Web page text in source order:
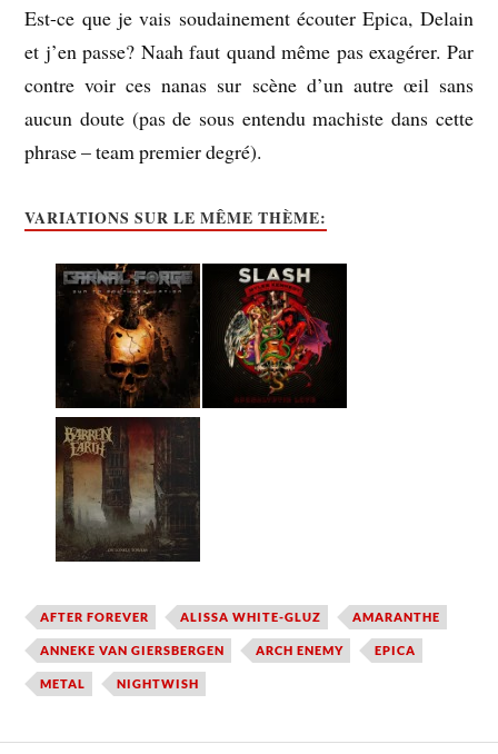
Est-ce que je vais soudainement écouter Epica, Delain
et j’en passe? Naah faut quand même pas exagérer. Par
contre voir ces nanas sur scène d’un autre œil sans
aucun doute (pas de sous entendu machiste dans cette
phrase – team premier degré).
VARIATIONS SUR LE MÊME THÈME:
AFTER FOREVER ALISSA WHITE-GLUZ AMARANTHE
ANNEKE VAN GIERSBERGEN ARCH ENEMY EPICA
METAL NIGHTWISH